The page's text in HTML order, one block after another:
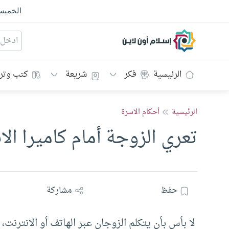
إسلام أون لاين
الرئيسية فكر شريعة كتب
الرئيسية أحكام الاسرة
تعري الزوجة أمام كاميرا
حفظ مشاركة
لا بأس بأن يتكلم الزوجان عبر الهاتف أو